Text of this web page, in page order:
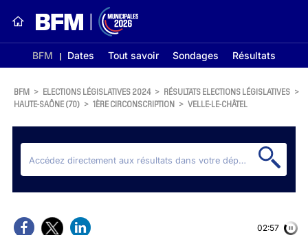
BFM Dates Tout savoir Sondages Résultats
BFM > ELECTIONS LÉGISLATIVES 2024 > RÉSULTATS ELECTIONS LÉGISLATIVES >
HAUTE-SAÔNE (70) > 1ÈRE CIRCONSCRIPTION > VELLE-LE-CHÂTEL
02:56